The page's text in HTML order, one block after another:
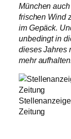
München
frischen Wind
im Gepäck.
unbedingt in
dieses Jahres
mehr
Zeitung